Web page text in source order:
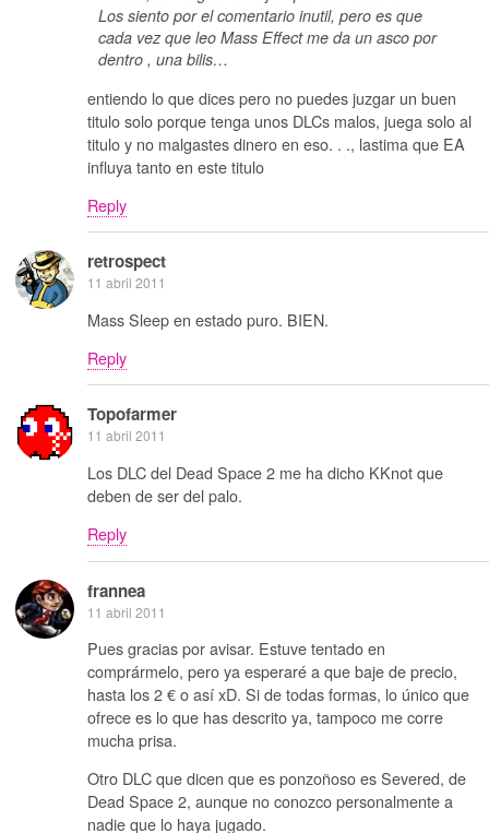
Los siento por el comentario inutil, pero es que
cada vez que leo Mass Effect me da un asco por
dentro , una bilis…
entiendo lo que dices pero no puedes juzgar un buen
titulo solo porque tenga unos DLCs malos, juega solo al
titulo y no malgastes dinero en eso. . ., lastima que EA
influya tanto en este titulo
Reply
retrospect
11 abril 2011
Mass Sleep en estado puro. BIEN.
Reply
Topofarmer
11 abril 2011
Los DLC del Dead Space 2 me ha dicho KKnot que
deben de ser del palo.
Reply
frannea
11 abril 2011
Pues gracias por avisar. Estuve tentado en
comprármelo, pero ya esperaré a que baje de precio,
hasta los 2 € o así xD. Si de todas formas, lo único que
ofrece es lo que has descrito ya, tampoco me corre
mucha prisa.
Otro DLC que dicen que es ponzoñoso es Severed, de
Dead Space 2, aunque no conozco personalmente a
nadie que lo haya jugado.